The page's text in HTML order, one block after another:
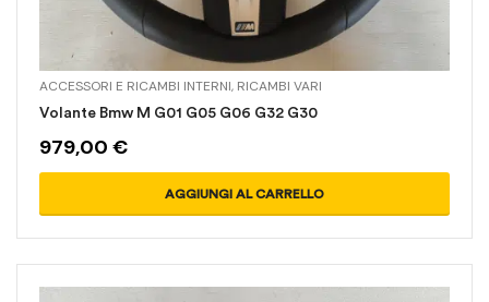
ACCESSORI E RICAMBI INTERNI, RICAMBI VARI
Volante Bmw M G01 G05 G06 G32 G30
979,00 €
AGGIUNGI AL CARRELLO